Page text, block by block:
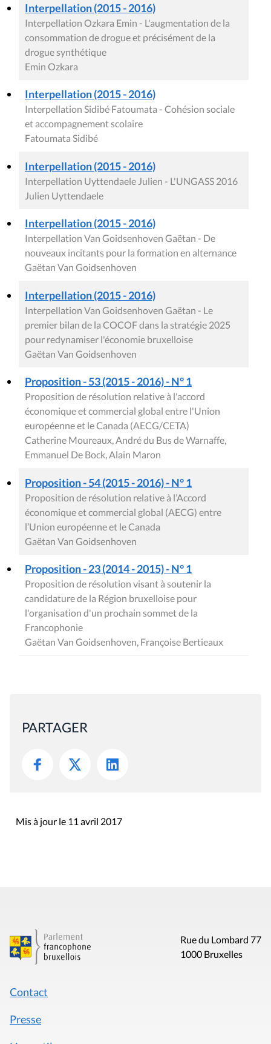
Interpellation (2015 - 2016)
Interpellation Ozkara Emin - L'augmentation de la
consommation de drogue et précisément de la
drogue synthétique
Emin Ozkara
Interpellation (2015 - 2016)
Interpellation Sidibé Fatoumata - Cohésion sociale
et accompagnement scolaire
Fatoumata Sidibé
Interpellation (2015 - 2016)
Interpellation Uyttendaele Julien - L'UNGASS 2016
Julien Uyttendaele
Interpellation (2015 - 2016)
Interpellation Van Goidsenhoven Gaëtan - De
nouveaux incitants pour la formation en alternance
Gaëtan Van Goidsenhoven
Interpellation (2015 - 2016)
Interpellation Van Goidsenhoven Gaëtan - Le
premier bilan de la COCOF dans la stratégie 2025
pour redynamiser l'économie bruxelloise
Gaëtan Van Goidsenhoven
Proposition - 53 (2015 - 2016) - N° 1
Proposition de résolution relative à l'accord
économique et commercial global entre l'Union
européenne et le Canada (AECG/CETA)
Catherine Moureaux, André du Bus de Warnaffe,
Emmanuel De Bock, Alain Maron
Proposition - 54 (2015 - 2016) - N° 1
Proposition de résolution relative à l’Accord
économique et commercial global (AECG) entre
l’Union européenne et le Canada
Gaëtan Van Goidsenhoven
Proposition - 23 (2014 - 2015) - N° 1
Proposition de résolution visant à soutenir la
candidature de la Région bruxelloise pour
l'organisation d'un prochain sommet de la
Francophonie
Gaëtan Van Goidsenhoven, Françoise Bertieaux
PARTAGER
Mis à jour le 11 avril 2017
Rue du Lombard 77
1000 Bruxelles
Contact
Presse